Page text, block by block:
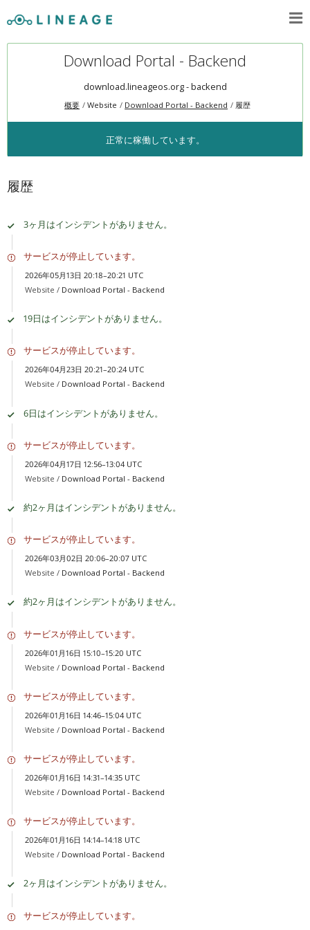
Download Portal - Backend
download.lineageos.org - backend
概要 Website Download Portal - Backend 履歴
正常に稼働しています。
履歴
3ヶ月はインシデントがありません。
サービスが停止しています。
2026年05月13日 20:18–20:21 UTC
Website / Download Portal - Backend
19日はインシデントがありません。
サービスが停止しています。
2026年04月23日 20:21–20:24 UTC
Website / Download Portal - Backend
6日はインシデントがありません。
サービスが停止しています。
2026年04月17日 12:56–13:04 UTC
Website / Download Portal - Backend
約2ヶ月はインシデントがありません。
サービスが停止しています。
2026年03月02日 20:06–20:07 UTC
Website / Download Portal - Backend
約2ヶ月はインシデントがありません。
サービスが停止しています。
2026年01月16日 15:10–15:20 UTC
Website / Download Portal - Backend
サービスが停止しています。
2026年01月16日 14:46–15:04 UTC
Website / Download Portal - Backend
サービスが停止しています。
2026年01月16日 14:31–14:35 UTC
Website / Download Portal - Backend
サービスが停止しています。
2026年01月16日 14:14–14:18 UTC
Website / Download Portal - Backend
2ヶ月はインシデントがありません。
サービスが停止しています。